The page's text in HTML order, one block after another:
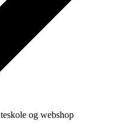
og webshop